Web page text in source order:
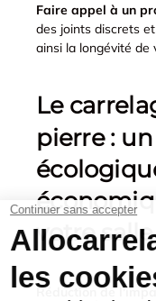
Faire appel à un
des joints discrets
ainsi la longévité de
Le
pierre :
votre salle
Réduction de